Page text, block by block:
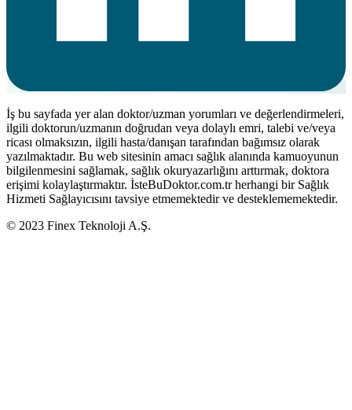
İş bu sayfada yer alan doktor/uzman yorumları ve değerlendirmeleri,
ilgili doktorun/uzmanın doğrudan veya dolaylı emri, talebi ve/veya
ricası olmaksızın, ilgili hasta/danışan tarafından bağımsız olarak
yazılmaktadır. Bu web sitesinin amacı sağlık alanında kamuoyunun
bilgilenmesini sağlamak, sağlık okuryazarlığını arttırmak, doktora
erişimi kolaylaştırmaktır. İsteBuDoktor.com.tr herhangi bir Sağlık
Hizmeti Sağlayıcısını tavsiye etmemektedir ve desteklememektedir.
© 2023 Finex Teknoloji A.Ş.